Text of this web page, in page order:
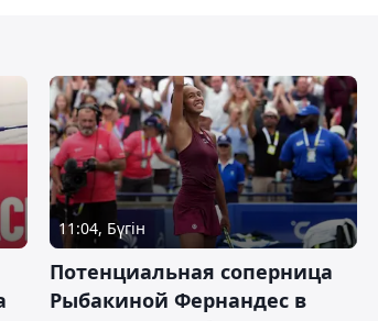
11:04, Бүгін
Потенциальная соперница
Рыбакиной Фернандес в